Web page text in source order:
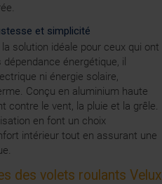
et simplicité
solution idéale pour ceux qui ont
dépendance énergétique, il
ni énergie solaire,
Conçu en aluminium haute
contre le vent, la pluie et la grêle.
en font un choix
intérieur tout en assurant une
des volets roulants Velux